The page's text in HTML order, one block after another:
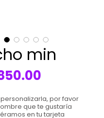
min
por favor
que te gustaría
en tu tarjeta